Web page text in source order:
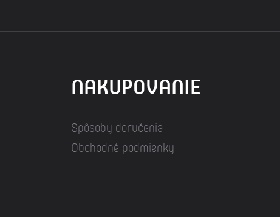
NAKUPOVANIE
Spôsoby doručenia
Obchodné podmienky